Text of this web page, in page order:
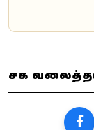
சமூக